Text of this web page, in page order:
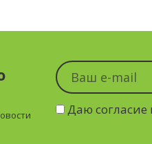
Даю